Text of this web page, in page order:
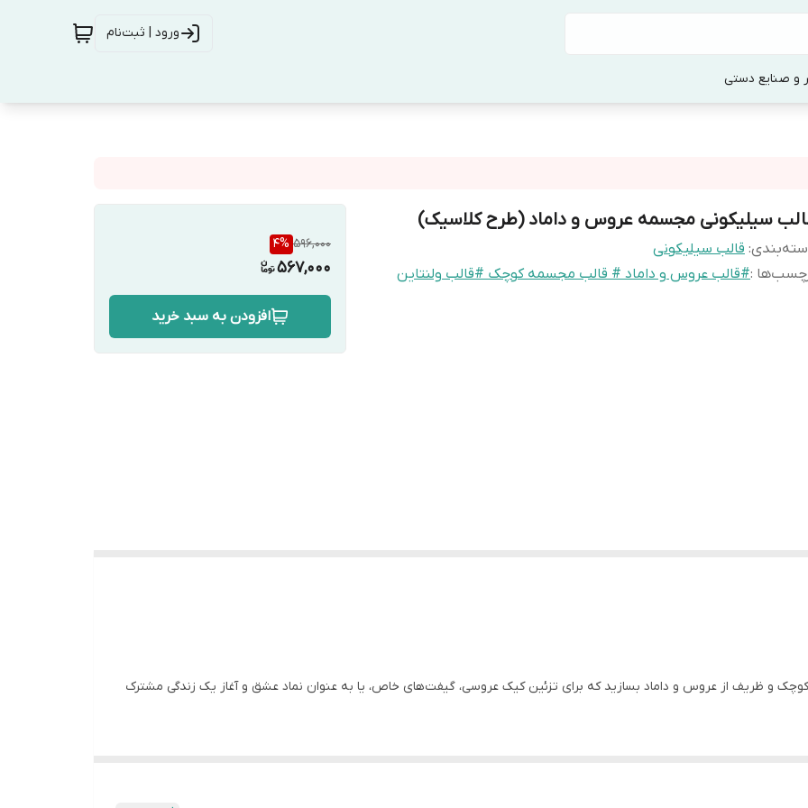
ورود | ثبت‌نام
و صنایع دستی
سیلیکونی مجسمه عروس و داماد (طرح کلاسیک)
: قالب سیلیکونی
:#قالب عروس و داماد # قالب مجسمه کوچک #قالب ولنتاین
596,000
4%
567,000
افزودن به سبد خرید
و ظریف از عروس و داماد بسازید که برای تزئین کیک عروسی، گیفت‌های خاص، یا به عنوان نماد عشق و آغاز یک زندگی مشترک